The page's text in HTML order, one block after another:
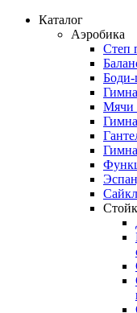
Каталог
Аэробика
Степ
Боди-
Мячи